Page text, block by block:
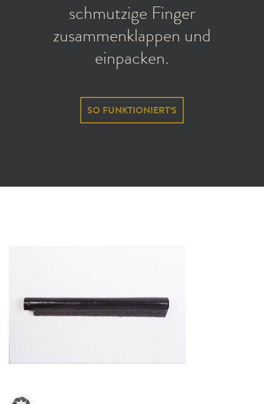
schmutzige Finger
zusammenklappen und
einpacken.
SO FUNKTIONIERT‘S